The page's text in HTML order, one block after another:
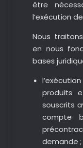
être
l’exécution
Nous
en nous
bases
produits
souscrits
compte
demande ;